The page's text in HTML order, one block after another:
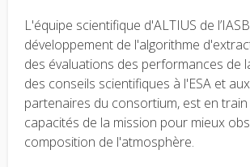
L'équipe scientifique d'ALTIUS de
développement de l'algorithme
des évaluations des performances de
des conseils scientifiques à l'ESA et
partenaires du consortium, est en
capacités de la mission pour mieux
composition de l'atmosphère.